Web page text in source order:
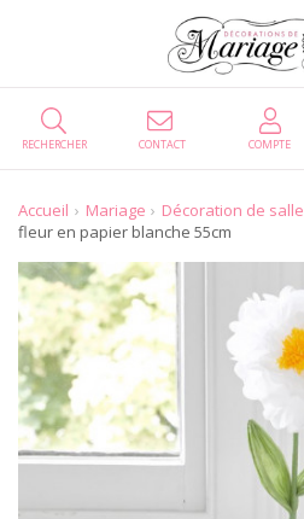
CONTACT
RECHERCHER COMPTE
Accueil Mariage Décoration de salle
fleur en papier blanche 55cm